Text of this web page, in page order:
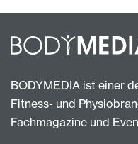
BODYMEDIA ist einer
Fitness- und
Fachmagazine und